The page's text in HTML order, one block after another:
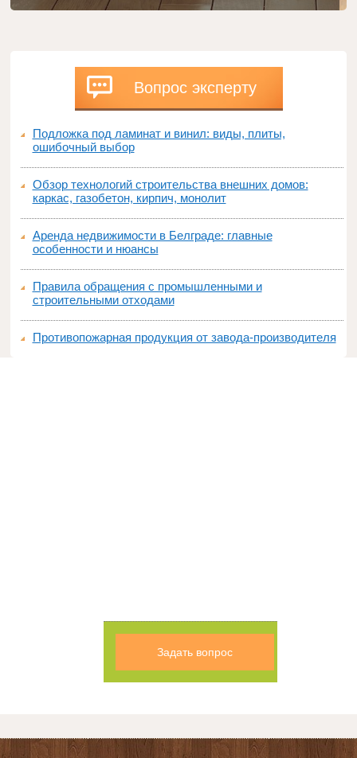
Вопрос эксперту
Подложка под ламинат и винил: виды, плиты,
ошибочный выбор
Обзор технологий строительства внешних домов:
каркас, газобетон, кирпич, монолит
Аренда недвижимости в Белграде: главные
особенности и нюансы
Правила обращения с промышленными и
строительными отходами
Противопожарная продукция от завода-производителя
Задать вопрос